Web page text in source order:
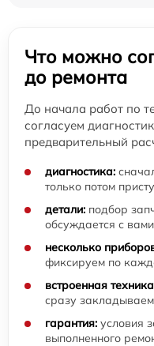
Что можно
до ремонта
До начала работ по
согласуем
предварительный
диагностика:
только потом
детали: подбор
обсуждается с
несколько
фиксируем по
встроенная
сразу
гарантия: условия
выполненного